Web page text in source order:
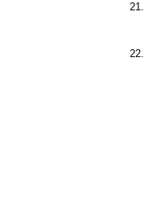
21.
22.